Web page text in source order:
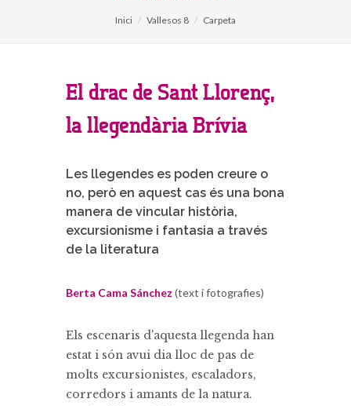
Inici Vallesos 8 Carpeta
El drac de Sant Llorenç,
la llegendària Brívia
Les llegendes es poden creure o
no, però en aquest cas és una bona
manera de vincular història,
excursionisme i fantasia a través
de la literatura
Berta Cama Sánchez (text i fotografies)
Els escenaris d'aquesta llegenda han
estat i són avui dia lloc de pas de
molts excursionistes, escaladors,
corredors i amants de la natura.